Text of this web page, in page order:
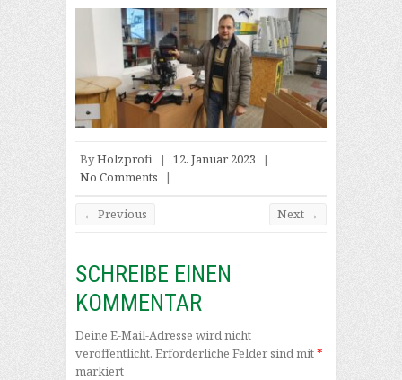
ByHolzprofi | 12. Januar 2023
|
No Comments
|
← Previous Next →
SCHREIBE EINEN
KOMMENTAR
Deine E-Mail-Adresse wird nicht
veröffentlicht. Erforderliche Felder sind mit*
markiert